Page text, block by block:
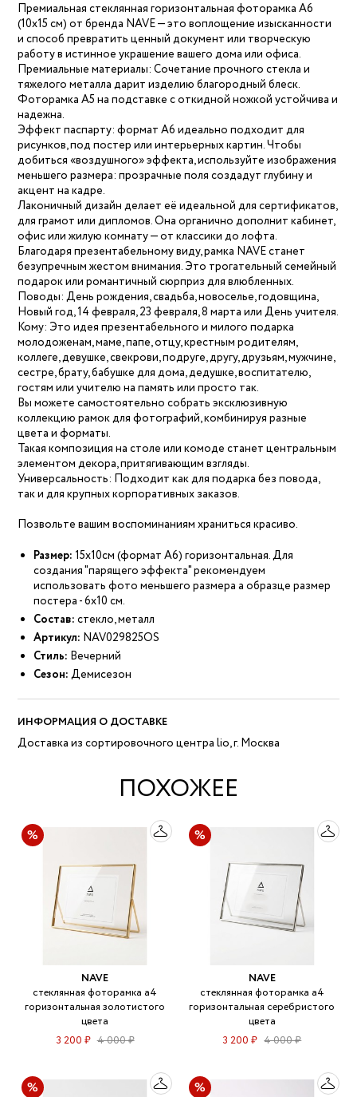
Премиальная стеклянная горизонтальная фоторамка А6
(10х15 см) от бренда NAVE — это воплощение изысканности
и способ превратить ценный документ или творческую
работу в истинное украшение вашего дома или офиса.
Премиальные материалы: Сочетание прочного стекла и
тяжелого металла дарит изделию благородный блеск.
Фоторамка А5 на подставке с откидной ножкой устойчива и
надежна.
Эффект паспарту: формат А6 идеально подходит для
рисунков, под постер или интерьерных картин. Чтобы
добиться «воздушного» эффекта, используйте изображения
меньшего размера: прозрачные поля создадут глубину и
акцент на кадре.
Лаконичный дизайн делает её идеальной для сертификатов,
для грамот или дипломов. Она органично дополнит кабинет,
офис или жилую комнату — от классики до лофта.
Благодаря презентабельному виду, рамка NAVE станет
безупречным жестом внимания. Это трогательный семейный
подарок или романтичный сюрприз для влюбленных.
Поводы: День рождения, свадьба, новоселье, годовщина,
Новый год, 14 февраля, 23 февраля, 8 марта или День учителя.
Кому: Это идея презентабельного и милого подарка
молодоженам, маме, папе, отцу, крестным родителям,
коллеге, девушке, свекрови, подруге, другу, друзьям, мужчине,
сестре, брату, бабушке для дома, дедушке, воспитателю,
гостям или учителю на память или просто так.
Вы можете самостоятельно собрать эксклюзивную
коллекцию рамок для фотографий, комбинируя разные
цвета и форматы.
Такая композиция на столе или комоде станет центральным
элементом декора, притягивающим взгляды.
Универсальность: Подходит как для подарка без повода,
так и для крупных корпоративных заказов.
Позвольте вашим воспоминаниям храниться красиво.
Размер: 15х10см (формат А6) горизонтальная. Для
создания "парящего эффекта" рекомендуем
использовать фото меньшего размера а образце размер
постера - 6х10 см.
Состав: стекло, металл
Артикул: NAV029825OS
Стиль: Вечерний
Сезон: Демисезон
ИНФОРМАЦИЯ О ДОСТАВКЕ
Доставка из сортировочного центра lio, г. Москва
ПОХОЖЕЕ
NAVE
стеклянная фоторамка а4
горизонтальная золотистого
цвета
3 200 ₽ 4 000 ₽
NAVE
стеклянная фоторамка а4
горизонтальная серебристого
цвета
3 200 ₽ 4 000 ₽